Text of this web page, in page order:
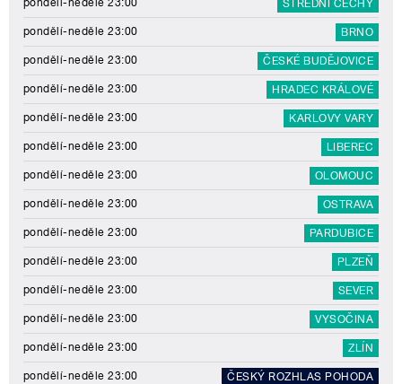
pondělí-neděle 23:00 STŘEDNÍ ČECHY
pondělí-neděle 23:00 BRNO
pondělí-neděle 23:00 ČESKÉ BUDĚJOVICE
pondělí-neděle 23:00 HRADEC KRÁLOVÉ
pondělí-neděle 23:00 KARLOVY VARY
pondělí-neděle 23:00 LIBEREC
pondělí-neděle 23:00 OLOMOUC
pondělí-neděle 23:00 OSTRAVA
pondělí-neděle 23:00 PARDUBICE
pondělí-neděle 23:00 PLZEŇ
pondělí-neděle 23:00 SEVER
pondělí-neděle 23:00 VYSOČINA
pondělí-neděle 23:00 ZLÍN
pondělí-neděle 23:00 ČESKÝ ROZHLAS POHODA